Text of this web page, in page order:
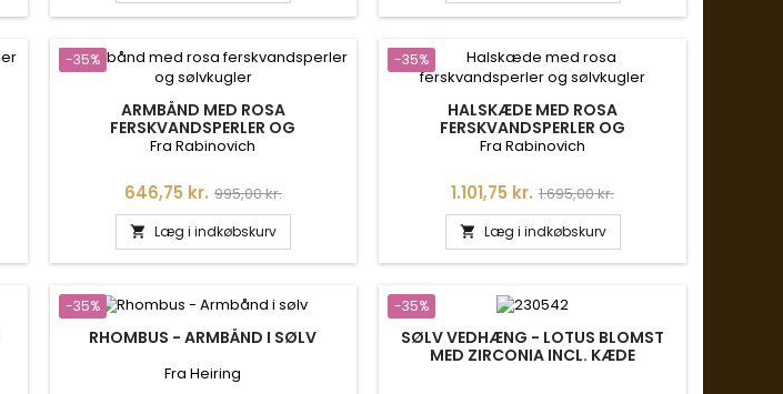
-35%
ARMBÅND MED ROSA
FERSKVANDSPERLER OG
SØLVKUGLER
Fra Rabinovich
Pris
646,75 kr. Normalpris
995,00 kr.
 Læg i indkøbskurv
-35%
HALSKÆDE MED ROSA
FERSKVANDSPERLER OG
SØLVKUGLER
Fra Rabinovich
Pris
1.101,75 kr. Normalpris
1.695,00 kr.
 Læg i indkøbskurv
-35%
RHOMBUS - ARMBÅND I SØLV
Fra Heiring
-35%
SØLV VEDHÆNG - LOTUS BLOMST
MED ZIRCONIA INCL. KÆDE